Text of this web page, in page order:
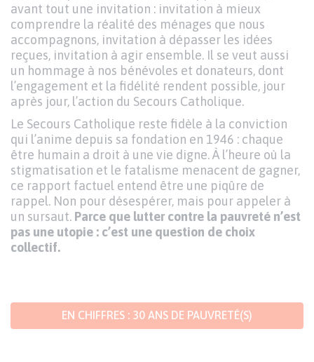
avant tout une invitation : invitation à mieux
comprendre la réalité des ménages que nous
accompagnons, invitation à dépasser les idées
reçues, invitation à agir ensemble. Il se veut aussi
un hommage à nos bénévoles et donateurs, dont
l’engagement et la fidélité rendent possible, jour
après jour, l’action du Secours Catholique.
Le Secours Catholique reste fidèle à la conviction
qui l’anime depuis sa fondation en 1946 : chaque
être humain a droit à une vie digne. À l’heure où la
stigmatisation et le fatalisme menacent de gagner,
ce rapport factuel entend être une piqûre de
rappel. Non pour désespérer, mais pour appeler à
un sursaut. Parce que lutter contre la pauvreté n’est
pas une utopie : c’est une question de choix
collectif.
EN CHIFFRES : 30 ANS DE PAUVRETÉ(S)